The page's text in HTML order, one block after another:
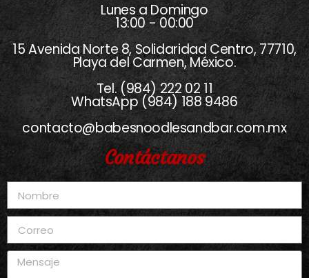
Lunes a Domingo
13:00 - 00:00
15 Avenida Norte 8, Solidaridad Centro, 77710,
Playa del Carmen, México.
Tel. (984) 222 02 11
WhatsApp (984) 188 9486
contacto@babesnoodlesandbar.com.mx
Contáctanos